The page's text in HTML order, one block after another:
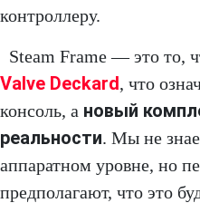
контроллеру.
Steam Frame — это то,
Valve Deckard, что
консоль, а новый
реальности. Мы не
аппаратном уровне, но
предполагают, что это